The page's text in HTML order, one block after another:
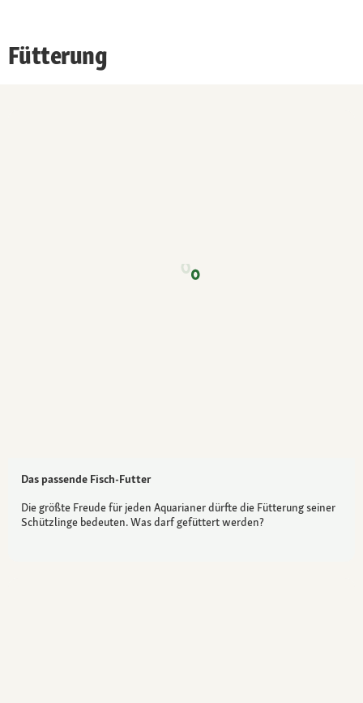
Fütterung
Das passende Fisch-Futter
Die größte Freude für jeden Aquarianer dürfte die Fütterung seiner
Schützlinge bedeuten. Was darf gefüttert werden?